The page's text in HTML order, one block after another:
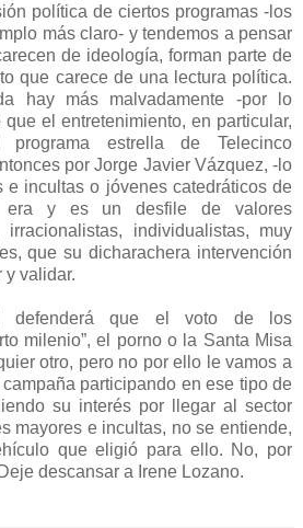
política de ciertos programas -los
más claro- y tendemos a pensar
de ideología, forman parte de
que carece de una lectura política.
hay más malvadamente -por lo
el entretenimiento, en particular,
estrella de Telecinco
por Jorge Javier Vázquez, -lo
e incultas o jóvenes catedráticos de
, era y es un desfile de valores
irracionalistas, individualistas, muy
que su dicharachera intervención
y validar.
defenderá que el voto de los
milenio”, el porno o la Santa Misa
otro, pero no por ello le vamos a
participando en ese tipo de
su interés por llegar al sector
mayores e incultas, no se entiende,
que eligió para ello. No, por
descansar a Irene Lozano.